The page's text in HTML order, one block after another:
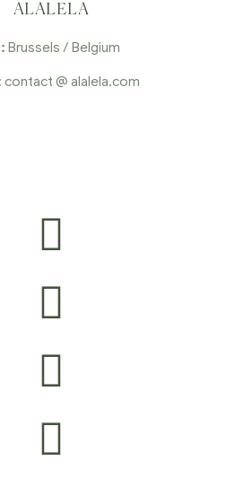
ALALELA
Brussels / Belgium
contact @ alalela.com